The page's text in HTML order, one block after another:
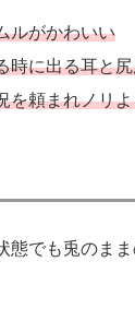
ルがかわいい
時に出る耳と
を頼まれノリ
態でも兎のま